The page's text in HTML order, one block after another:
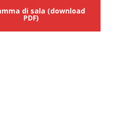
di sala (download
PDF)